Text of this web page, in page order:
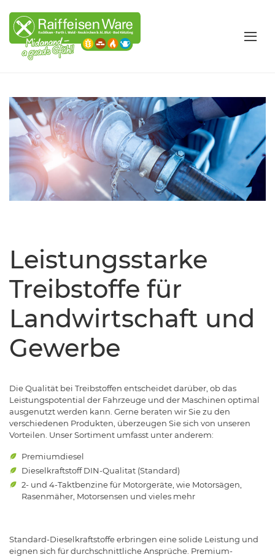
Leistungsstarke
Treibstoffe für
Landwirtschaft und
Gewerbe
Die Qualität bei Treibstoffen entscheidet darüber, ob das
Leistungspotential der Fahrzeuge und der Maschinen optimal
ausgenutzt werden kann. Gerne beraten wir Sie zu den
verschiedenen Produkten, überzeugen Sie sich von unseren
Vorteilen. Unser Sortiment umfasst unter anderem:
Premiumdiesel
Dieselkraftstoff DIN-Qualitat (Standard)
2- und 4-Taktbenzine für Motorgeräte, wie Motorsägen,
Rasenmäher, Motorsensen und vieles mehr
Standard-Dieselkraftstoffe erbringen eine solide Leistung und
eignen sich für durchschnittliche Ansprüche. Premium-